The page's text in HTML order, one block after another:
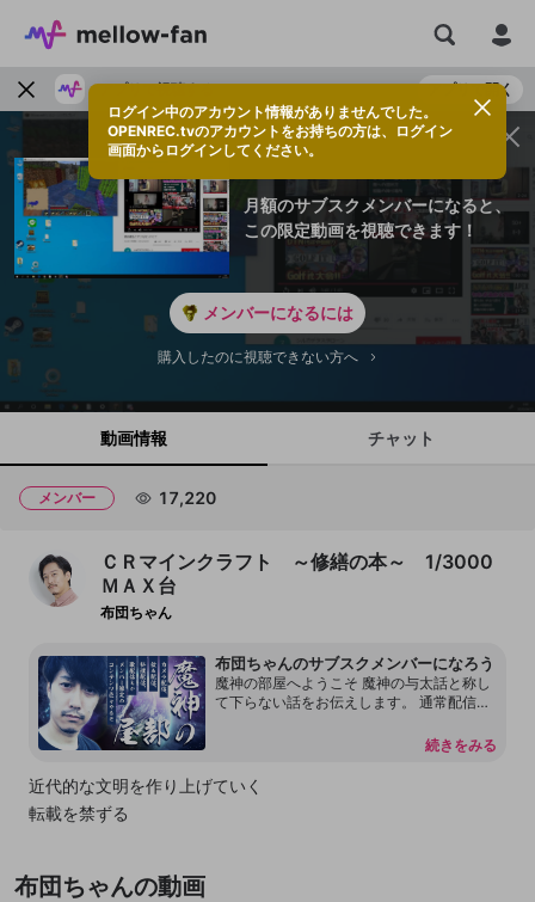
アプリで視聴する アプリで開く
月額のサブスクメンバーになると、
この限定動画を視聴できます！
メンバーになるには
購入したのに視聴できない方へ
動画情報 チャット
メンバー 17,220
ＣＲマインクラフト ～修繕の本～ 1/3000
ＭＡＸ台
布団ちゃん
布団ちゃんのサブスクメンバーになろう
魔神の部屋へようこそ 魔神の与太話と称し
て下らない話をお伝えします。 通常配信で
を許可しておりません。 配信内容をリーク
然るべき対応をさせて頂く場合があるので
何卒よろしくお願いします。 尚、過度な連
続きをみる
近代的な文明を作り上げていく
転載を禁ずる
布団ちゃんの動画
ログイン中のアカウント情報がありませんでした。
OPENREC.tvのアカウントをお持ちの方は、ログイン
画面からログインしてください。